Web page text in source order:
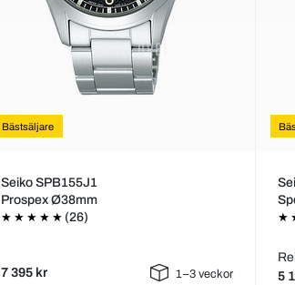
Bästsäljare
Seiko SPB155J1
Prospex Ø38mm
(26)
7 395 kr 1–3 veckor 5